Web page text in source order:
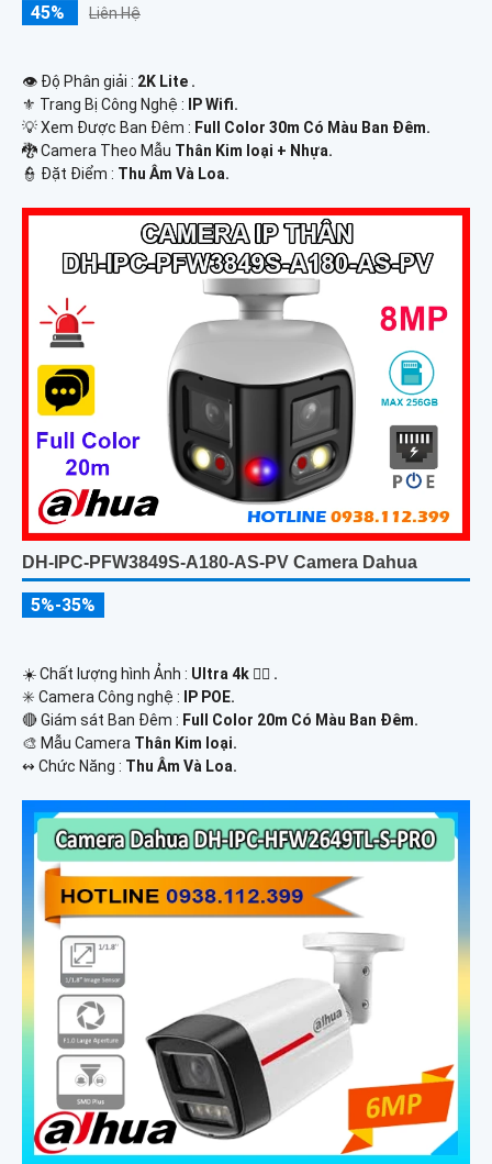
45% Liên Hệ
👁 Độ Phân giải : 2K Lite .
⚜️ Trang Bị Công Nghệ :
IP Wifi.
💡 Xem Được Ban Đêm : Full Color 30m Có Màu Ban Ðêm.
🐉️ Camera Theo Mẫu Thân Kim loại + Nhựa.
️👮 Đặt Điểm : Thu Âm Và Loa.
DH-IPC-PFW3849S-A180-AS-PV Camera Dahua
5%-35%
☀️ Chất lượng hình Ảnh : Ultra 4k 👍🏾 .
✳️ Camera Công nghệ :
IP POE.
🔴 Giám sát Ban Đêm : Full Color 20m Có Màu Ban Ðêm.
🎨 Mẫu Camera Thân Kim loại.
️↭ Chức Năng : Thu Âm Và Loa.